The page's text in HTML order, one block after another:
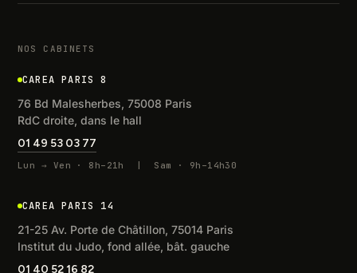
NOS CABINETS
CAREA PARIS 8
76 Bd Malesherbes, 75008 Paris
RdC droite, dans le hall
01 49 53 03 77
Lun → Ven · 8h–21h | Sam · 9h–14h30
CAREA PARIS 14
21-25 Av. Porte de Châtillon, 75014 Paris
Institut du Judo, fond allée, bât. gauche
01 40 52 16 82